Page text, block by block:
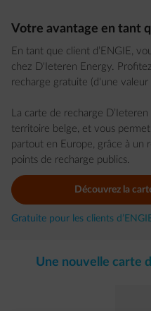
Votre avantage en tant
En tant que client d’ENGIE,
chez D'Ieteren Energy.
recharge gratuite (d'une valeur
La carte de recharge
territoire belge, et vous
partout en Europe, grâce à un
points de recharge publics.
Découvrez la
Gratuite pour les clients
Une nouvelle carte